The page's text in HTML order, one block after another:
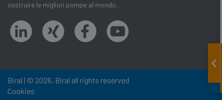
costruire le migliori pompe al mondo..
Biral | © 2026, Biral all rights reserved
Cookies